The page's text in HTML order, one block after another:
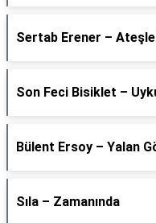
Sertab Erener –
Son Feci Bisiklet –
Bülent Ersoy – Yalan
Sıla – Zamanında